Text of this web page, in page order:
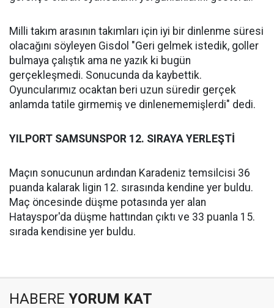
Milli takım arasının takımları için iyi bir dinlenme süresi
olacağını söyleyen Gisdol "Geri gelmek istedik, goller
bulmaya çalıştık ama ne yazık ki bugün
gerçekleşmedi. Sonucunda da kaybettik.
Oyuncularımız ocaktan beri uzun süredir gerçek
anlamda tatile girmemiş ve dinlenememişlerdi" dedi.
YILPORT SAMSUNSPOR 12. SIRAYA YERLEŞTİ
Maçın sonucunun ardından Karadeniz temsilcisi 36
puanda kalarak ligin 12. sırasında kendine yer buldu.
Maç öncesinde düşme potasında yer alan
Hatayspor'da düşme hattından çıktı ve 33 puanla 15.
sırada kendisine yer buldu.
HABERE YORUM KAT